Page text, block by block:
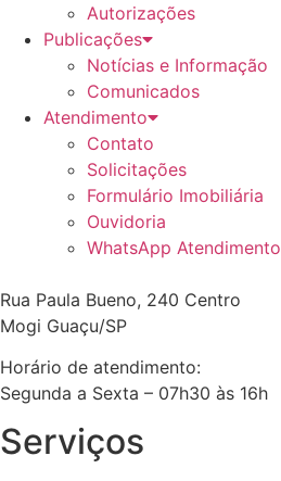
Autorizações
Publicações
Notícias e Informação
Comunicados
Atendimento
Contato
Solicitações
Formulário Imobiliária
Ouvidoria
WhatsApp Atendimento
Rua Paula Bueno, 240 Centro
Mogi Guaçu/SP
Horário de atendimento:
Segunda a Sexta – 07h30 às 16h
Serviços